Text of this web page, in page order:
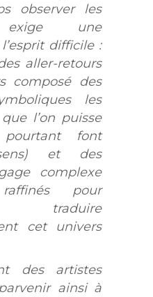
observer les
exige une
difficile :
aller-retours
composé des
les
l’on puisse
font
et des
complexe
pour
cet univers
des artistes
ainsi à